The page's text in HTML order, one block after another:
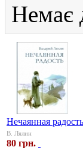
Немає
Нечаянная радость
В. Лялин
80 грн.